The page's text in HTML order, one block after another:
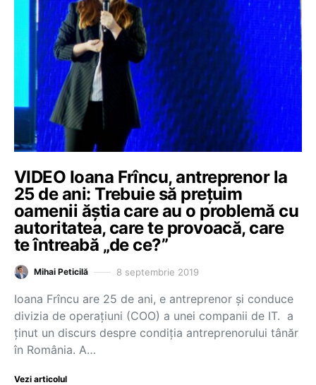
VIDEO Ioana Frîncu, antreprenor la
25 de ani: Trebuie să prețuim
oamenii ăștia care au o problemă cu
autoritatea, care te provoacă, care
te întreabă „de ce?”
Mihai Peticilă 8 septembrie 2019
Ioana Frîncu are 25 de ani, e antreprenor şi conduce
divizia de operaţiuni (COO) a unei companii de IT. a
ţinut un discurs despre condiţia antreprenorului tânăr
în România. A…
Vezi articolul